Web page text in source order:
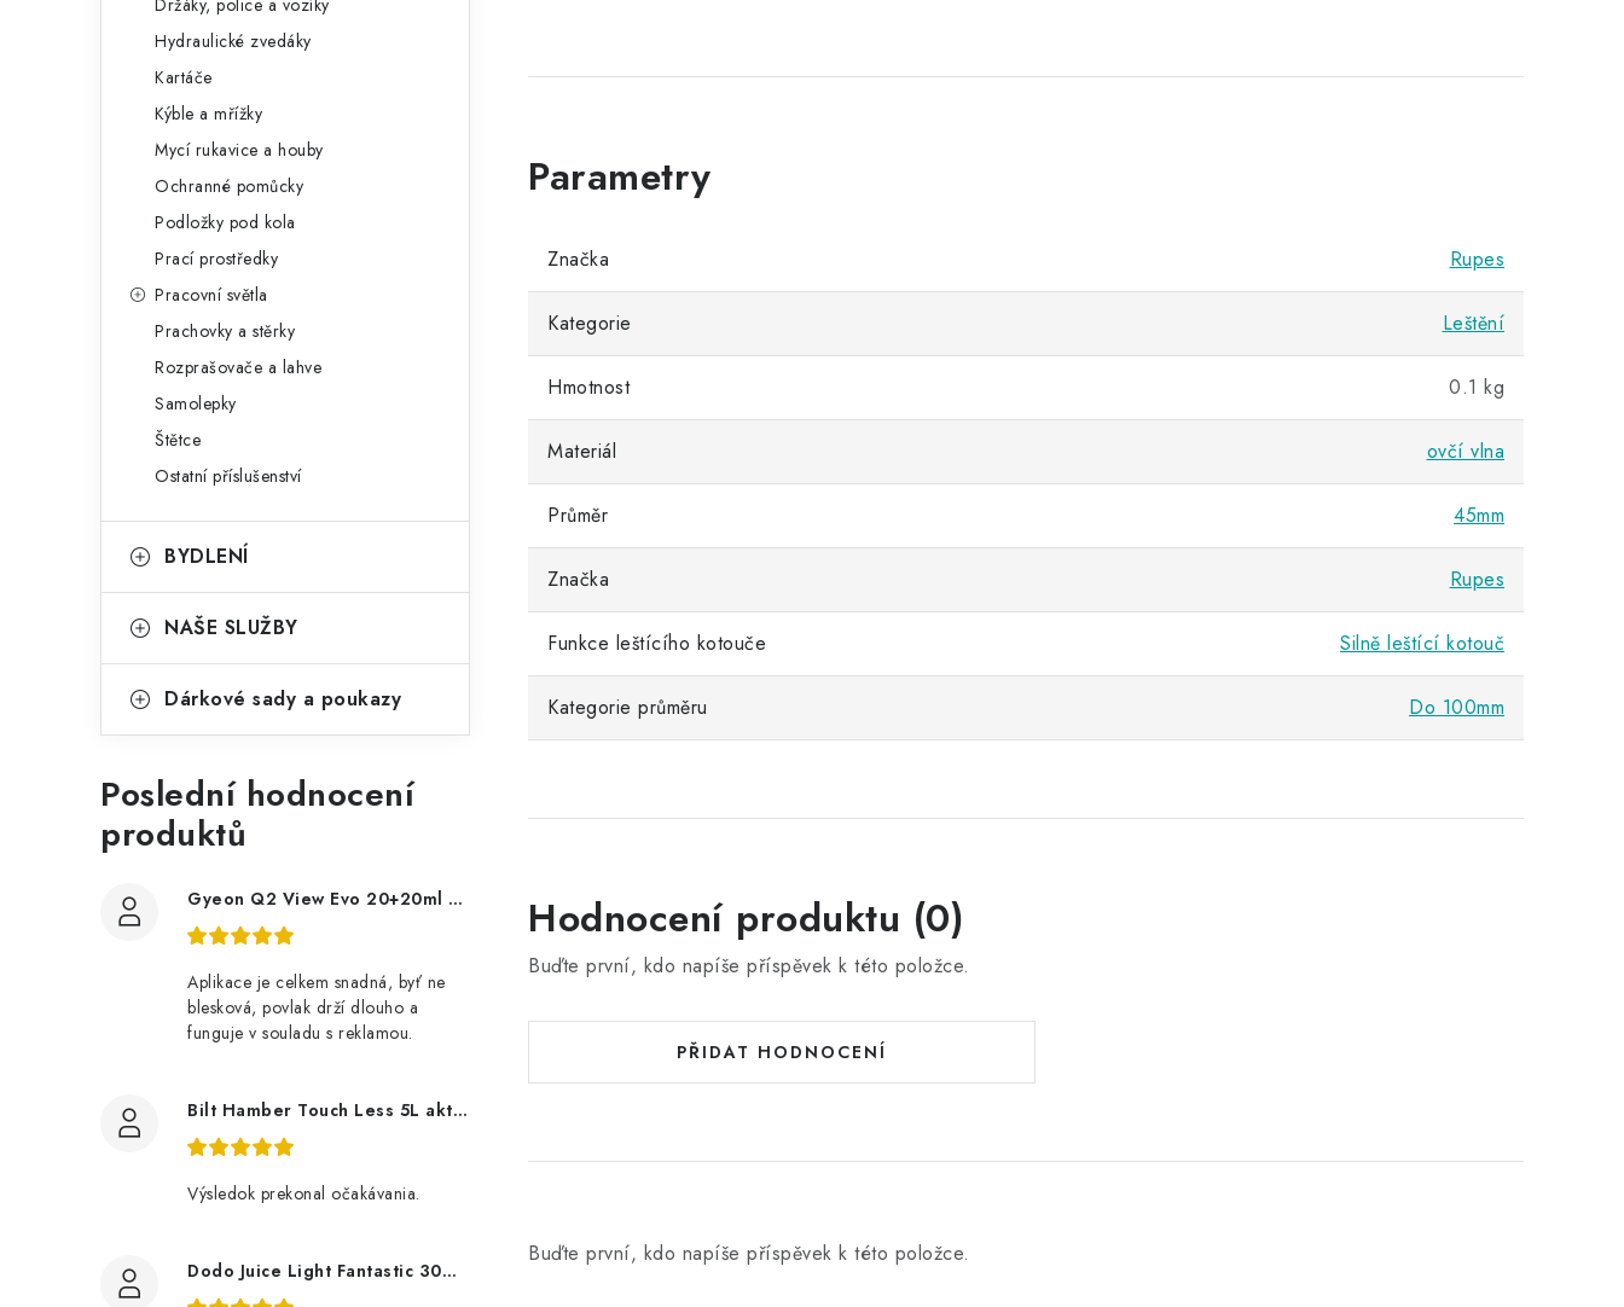
Držáky, police a vozíky
Hydraulické zvedáky
Kartáče
Kýble a mřížky
Mycí rukavice a houby
Ochranné pomůcky
Podložky pod kola
Prací prostředky
Pracovní světla
Prachovky a stěrky
Rozprašovače a lahve
Samolepky
Štětce
Ostatní příslušenství
BYDLENÍ
NAŠE SLUŽBY
Dárkové sady a poukazy
Poslední hodnocení
produktů
Gyeon Q2 View Evo 20+20ml nanopovlak na okna
Aplikace je celkem snadná, byť ne
blesková, povlak drží dlouho a
funguje v souladu s reklamou.
Bilt Hamber Touch Less 5L aktivní pěna
Výsledok prekonal očakávania.
Dodo Juice Light Fantastic 30ml měkký vosk
Značka Rupes
Kategorie Leštění
Hmotnost 0.1 kg
Materiál ovčí vlna
Průměr 45mm
Značka Rupes
Funkce leštícího kotouče Silně leštící kotouč
Kategorie průměru Do 100mm
Hodnocení produktu (0)
Buďte první, kdo napíše příspěvek k této položce.
PŘIDAT HODNOCENÍ
Buďte první, kdo napíše příspěvek k této položce.